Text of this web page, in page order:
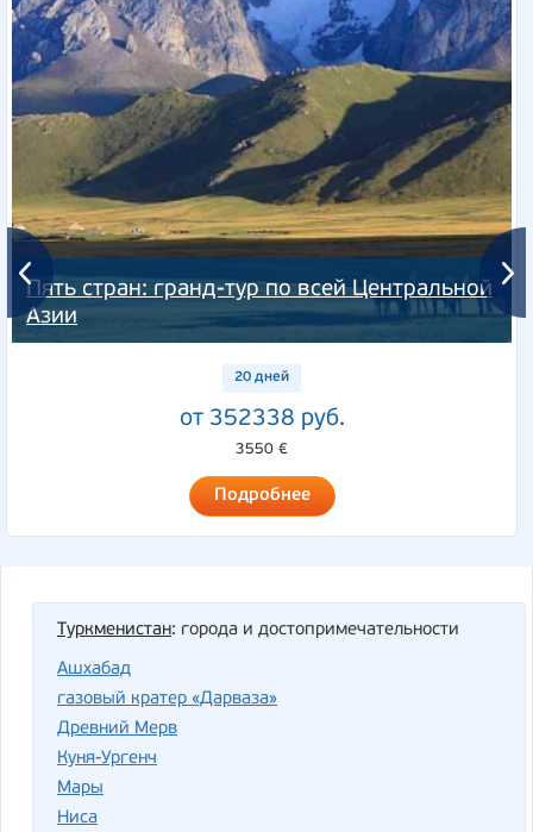
Пять стран: гранд-тур по всей Центральной
Азии
20 дней
от 352338 руб.
3550 €
Подробнее
Туркменистан: города и достопримечательности
Ашхабад
газовый кратер «Дарваза»
Древний Мерв
Куня-Ургенч
Мары
Ниса